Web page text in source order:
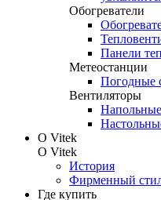
Обогреватели
Панели
Метеостанции
Погодные
Вентиляторы
О Vitek
О Vitek
История
Фирменный
Где купить